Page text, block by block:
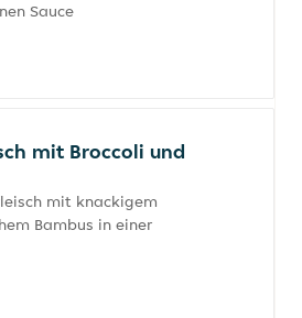
Sauce
mit Broccoli und
mit knackigem
Bambus in einer